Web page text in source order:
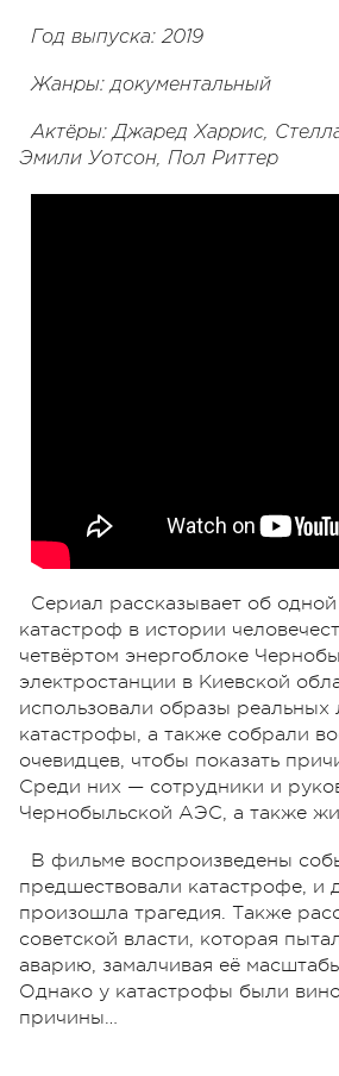
Год выпуска: 2019
Жанры: документальный
Актёры: Джаред Харрис,
Эмили Уотсон, Пол Риттер
Сериал рассказывает об
катастроф в истории
четвёртом энергоблоке
электростанции в Киевской
использовали образы реальных
катастрофы, а также собрали
очевидцев, чтобы показать
Среди них — сотрудники и
Чернобыльской АЭС, а также
В фильме воспроизведены
предшествовали катастрофе, и
произошла трагедия. Также
советской власти, которая
аварию, замалчивая её
Однако у катастрофы были
причины…